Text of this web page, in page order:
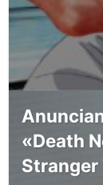
«Death
Stranger